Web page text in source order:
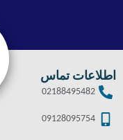
اطلاعات تماس
02188495482
09128095754